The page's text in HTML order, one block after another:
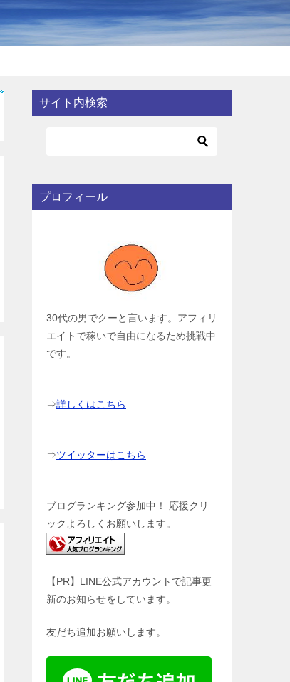
サイト内検索
プロフィール
30代の男でクーと言います。アフィリ
エイトで稼いで自由になるため挑戦中
です。
⇒詳しくはこちら
⇒ツイッターはこちら
ブログランキング参加中！ 応援クリ
ックよろしくお願いします。
【PR】LINE公式アカウントで記事更
新のお知らせをしています。
友だち追加お願いします。